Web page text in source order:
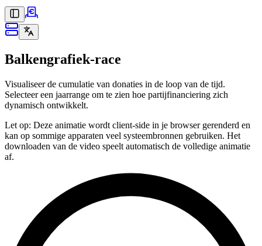
Balkengrafiek-race
Visualiseer de cumulatie van donaties in de loop van de tijd.
Selecteer een jaarrange om te zien hoe partijfinanciering zich
dynamisch ontwikkelt.
Let op: Deze animatie wordt client-side in je browser gerenderd en
kan op sommige apparaten veel systeembronnen gebruiken. Het
downloaden van de video speelt automatisch de volledige animatie
af.